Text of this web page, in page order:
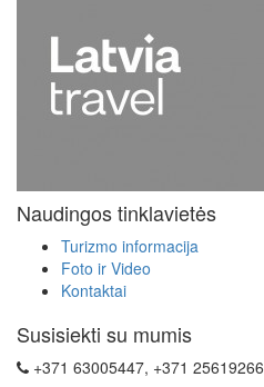
Naudingos tinklavietės
Turizmo informacija
Foto ir Video
Kontaktai
Susisiekti su mumis
+371 63005447, +371 25619266